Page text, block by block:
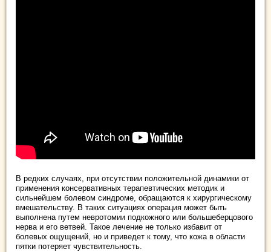
В редких случаях, при отсутствии положительной динамики от
применения консервативных терапевтических методик и
сильнейшем болевом синдроме, обращаются к хирургическому
вмешательству. В таких ситуациях операция может быть
выполнена путем невротомии подкожного или большеберцового
нерва и его ветвей. Такое лечение не только избавит от
болевых ощущений, но и приведет к тому, что кожа в области
пятки потеряет чувствительность.